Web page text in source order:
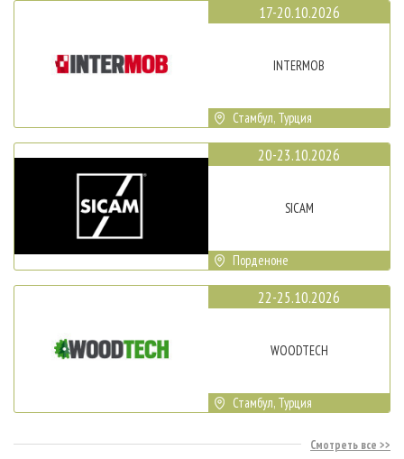
17-20.10.2026
INTERMOB
Стамбул, Турция
20-23.10.2026
SICAM
Порденоне
22-25.10.2026
WOODTECH
Стамбул, Турция
Смотреть все